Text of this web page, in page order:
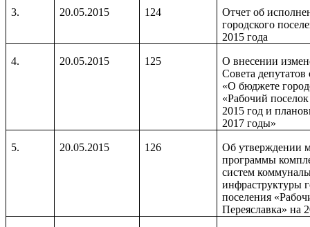
3. 20.05.2015 124
Отчет об
городского
2015 года
4. 20.05.2015 125
О внесении
Совета
«О бюджете
«Рабочий
2015 год и
2017 годы»
5. 20.05.2015 126
Об утверждении
программы
систем
инфраструктуры
поселения
Переяславка» на